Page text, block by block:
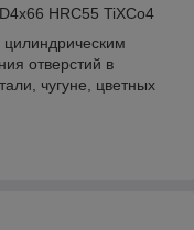
HRC55 TiXCo4
отверстий в
чугуне, цветных